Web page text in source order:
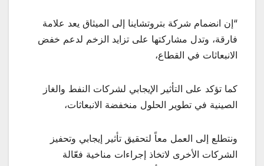
“إن انضمام شركة بتروتشاينا إلى الميثاق يعد علامة
فارقة، وتدل مشاركتها على تزايد الزخم لدعم خفض
الانبعاثات في القطاع،
كما تؤكد على التأثير الإيجابي لشركات النفط والغاز
الصينية في تطوير الحلول منخفضة الانبعاثات،
ونتطلع إلى العمل معاً لتحقيق تأثير إيجابي وتحفيز
الشركات الأخرى لاتخاذ إجراءات مناخية فعّالة